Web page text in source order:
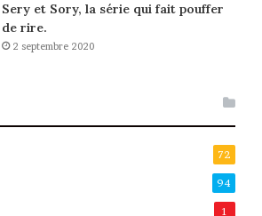
Sery et Sory, la série qui fait pouffer
de rire.
2 septembre 2020
72
94
1